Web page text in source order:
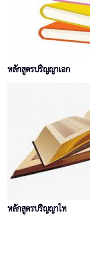
หลักสูตรปริญญาเอก
หลักสูตรปริญญาโท